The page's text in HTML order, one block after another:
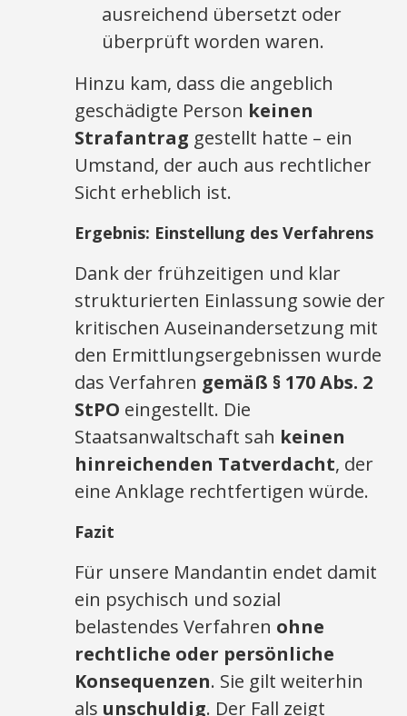
ausreichend übersetzt oder
überprüft worden waren.
Hinzu kam, dass die angeblich
geschädigte Person keinen
Strafantrag gestellt hatte – ein
Umstand, der auch aus rechtlicher
Sicht erheblich ist.
Ergebnis: Einstellung des Verfahrens
Dank der frühzeitigen und klar
strukturierten Einlassung sowie der
kritischen Auseinandersetzung mit
den Ermittlungsergebnissen wurde
das Verfahren gemäß § 170 Abs. 2
StPO eingestellt. Die
Staatsanwaltschaft sah keinen
hinreichenden Tatverdacht, der
eine Anklage rechtfertigen würde.
Fazit
Für unsere Mandantin endet damit
ein psychisch und sozial
belastendes Verfahren ohne
rechtliche oder persönliche
Konsequenzen. Sie gilt weiterhin
als unschuldig. Der Fall zeigt